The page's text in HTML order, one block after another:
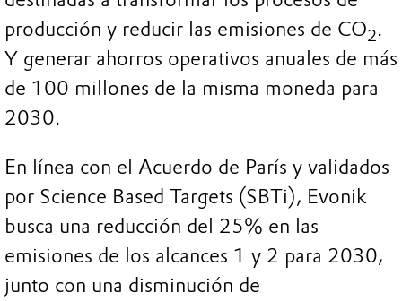
producción y reducir las emisiones de CO2.
Y generar ahorros operativos anuales de más
de 100 millones de la misma moneda para
2030.
En línea con el Acuerdo de París y validados
por Science Based Targets (SBTi), Evonik
busca una reducción del 25% en las
emisiones de los alcances 1 y 2 para 2030,
junto con una disminución de